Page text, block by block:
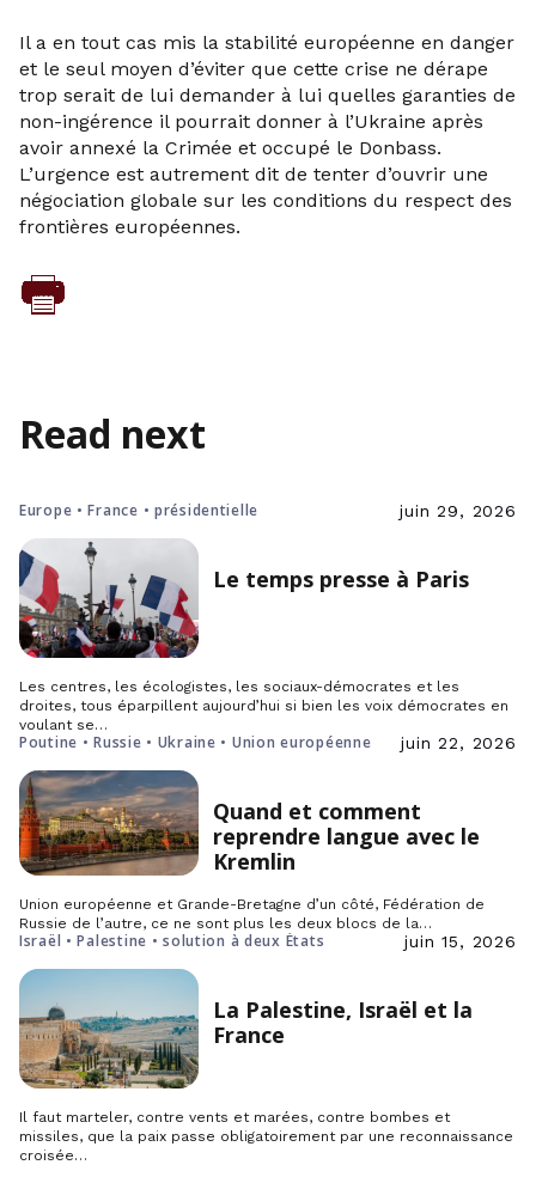
Il a en tout cas mis la stabilité européenne en danger
et le seul moyen d’éviter que cette crise ne dérape
trop serait de lui demander à lui quelles garanties de
non-ingérence il pourrait donner à l’Ukraine après
avoir annexé la Crimée et occupé le Donbass.
L’urgence est autrement dit de tenter d’ouvrir une
négociation globale sur les conditions du respect des
frontières européennes.
Read next
Europe • France • présidentielle juin 29, 2026
Le temps presse à Paris
Les centres, les écologistes, les sociaux-démocrates et les
droites, tous éparpillent aujourd’hui si bien les voix démocrates en
voulant se…
Poutine • Russie • Ukraine • Union européenne juin 22, 2026
Quand et comment
reprendre langue avec le
Kremlin
Union européenne et Grande-Bretagne d’un côté, Fédération de
Russie de l’autre, ce ne sont plus les deux blocs de la…
Israël • Palestine • solution à deux États juin 15, 2026
La Palestine, Israël et la
France
Il faut marteler, contre vents et marées, contre bombes et
missiles, que la paix passe obligatoirement par une reconnaissance
croisée…